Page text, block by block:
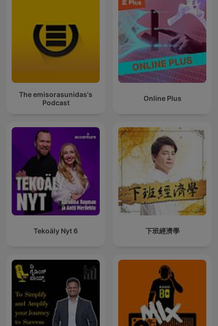
The emisorasunidas's
Podcast
Online Plus
Tekoäly Nyt 6 下班經濟學